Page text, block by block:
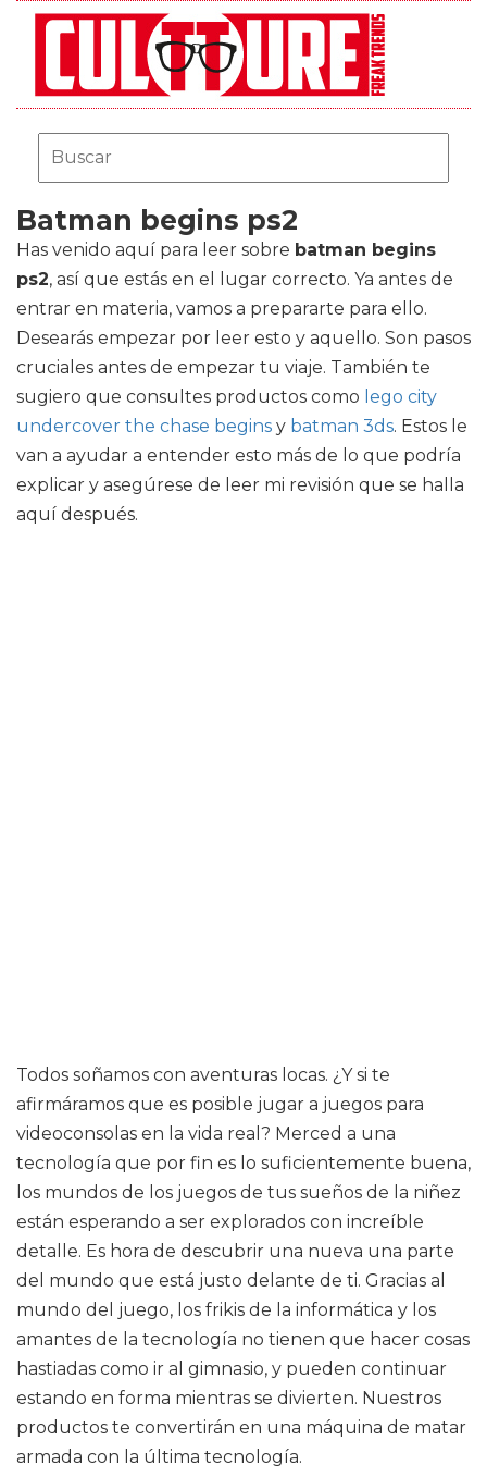
Batman begins ps2
Has venido aquí para leer sobre batman begins
ps2, así que estás en el lugar correcto. Ya antes de
entrar en materia, vamos a prepararte para ello.
Desearás empezar por leer esto y aquello. Son pasos
cruciales antes de empezar tu viaje. También te
sugiero que consultes productos como lego city
undercover the chase begins y batman 3ds. Estos le
van a ayudar a entender esto más de lo que podría
explicar y asegúrese de leer mi revisión que se halla
aquí después.
Todos soñamos con aventuras locas. ¿Y si te
afirmáramos que es posible jugar a juegos para
videoconsolas en la vida real? Merced a una
tecnología que por fin es lo suficientemente buena,
los mundos de los juegos de tus sueños de la niñez
están esperando a ser explorados con increíble
detalle. Es hora de descubrir una nueva una parte
del mundo que está justo delante de ti. Gracias al
mundo del juego, los frikis de la informática y los
amantes de la tecnología no tienen que hacer cosas
hastiadas como ir al gimnasio, y pueden continuar
estando en forma mientras se divierten. Nuestros
productos te convertirán en una máquina de matar
armada con la última tecnología.